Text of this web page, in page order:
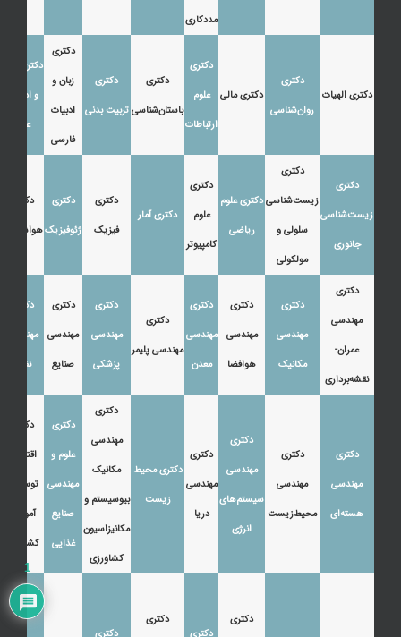
مددکاری
دکتری الهیات
دکتری
روان‌شناسی
دکتری مالی
دکتری
علوم
ارتباطات
دکتری
باستان‌شناسی
دکتری
تربیت بدنی
دکتری
زبان و
ادبیات
فارسی
دکتری زبان
و ادبیات
عرب
دکتری
زیست‌شناسی
جانوری
دکتری
زیست‌شناسی
سلولی و
مولکولی
دکتری علوم
ریاضی
دکتری
علوم
کامپیوتر
دکتری آمار
دکتری
فیزیک
دکتری
ژئوفیزیک
دکتری
هواشناسی
دکتری
مهندسی
عمران-
نقشه‌برداری
دکتری
مهندسی
مکانیک
دکتری
مهندسی
هوافضا
دکتری
مهندسی
معدن
دکتری
مهندسی پلیمر
دکتری
مهندسی
پزشکی
دکتری
مهندسی
صنایع
دکتری
مهندسی
نفت
دکتری
مهندسی
هسته‌ای
دکتری
مهندسی
محیط‌زیست
دکتری
مهندسی
سیستم‌های
انرژی
دکتری
مهندسی
دریا
دکتری محیط
زیست
دکتری
مهندسی
مکانیک
بیوسیستم و
مکانیزاسیون
کشاورزی
دکتری
علوم و
مهندسی
صنایع
غذایی
دکتری
اقتصاد،
توسعه و
آموزش
کشاورزی
دکتری
دکتری
1